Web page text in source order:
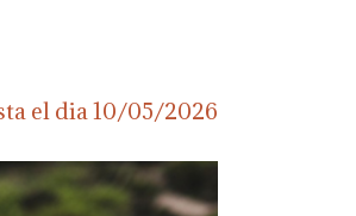
el dia 10/05/2026